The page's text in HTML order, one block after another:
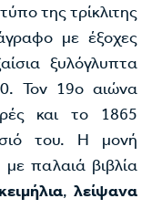
της τρίκλιτης
με έξοχες
ξυλόγλυπτα
Τον 19ο αιώνα
και το 1865
του. Η μονή
με παλαιά βιβλία
, λείψανα